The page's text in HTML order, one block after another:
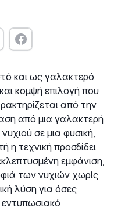
και ως γαλακτερό
κομψή επιλογή που
από την
από μια γαλακτερή
σε μια φυσική,
η τεχνική προσδίδει
εμφάνιση,
των νυχιών χωρίς
λύση για όσες